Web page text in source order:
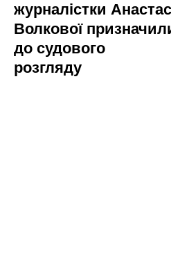
журналістки
Волкової
до судового
розгляду